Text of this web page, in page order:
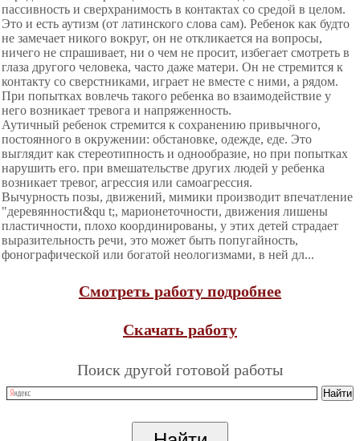
пассивность и сверхранимость в контактах со средой в целом.
Это и есть аутизм (от латинского слова сам). Ребенок как будто
не замечает никого вокруг, он не откликается на вопросы,
ничего не спрашивает, ни о чем не просит, избегает смотреть в
глаза другого человека, часто даже матери. Он не стремится к
контакту со сверстниками, играет не вместе с ними, а рядом.
При попытках вовлечь такого ребенка во взаимодействие у
него возникает тревога и напряженность.
Аутичный ребенок стремится к сохранению привычного,
постоянного в окружении: обстановке, одежде, еде. Это
выглядит как стереотипность и однообразие, но при попытках
нарушить его. при вмешательстве других людей у ребенка
возникает тревог, агрессия или самоагрессия.
Вычурность позы, движений, мимики производит впечатление
"деревянности&qu t;, марионеточности, движения лишены
пластичности, плохо координированы, у этих детей страдает
выразительность речи, это может быть попугайность,
фонографической или богатой неологизмами, в ней дл...
Смотреть работу подробнее
Скачать работу
Поиск другой готовой работы